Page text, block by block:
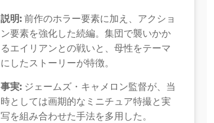
説明: 前作のホラー要素に加え、アクショ
ン要素を強化した続編。集団で襲いかか
るエイリアンとの戦いと、母性をテーマ
にしたストーリーが特徴。
事実: ジェームズ・キャメロン監督が、当
時としては画期的なミニチュア特撮と実
写を組み合わせた手法を多用した。